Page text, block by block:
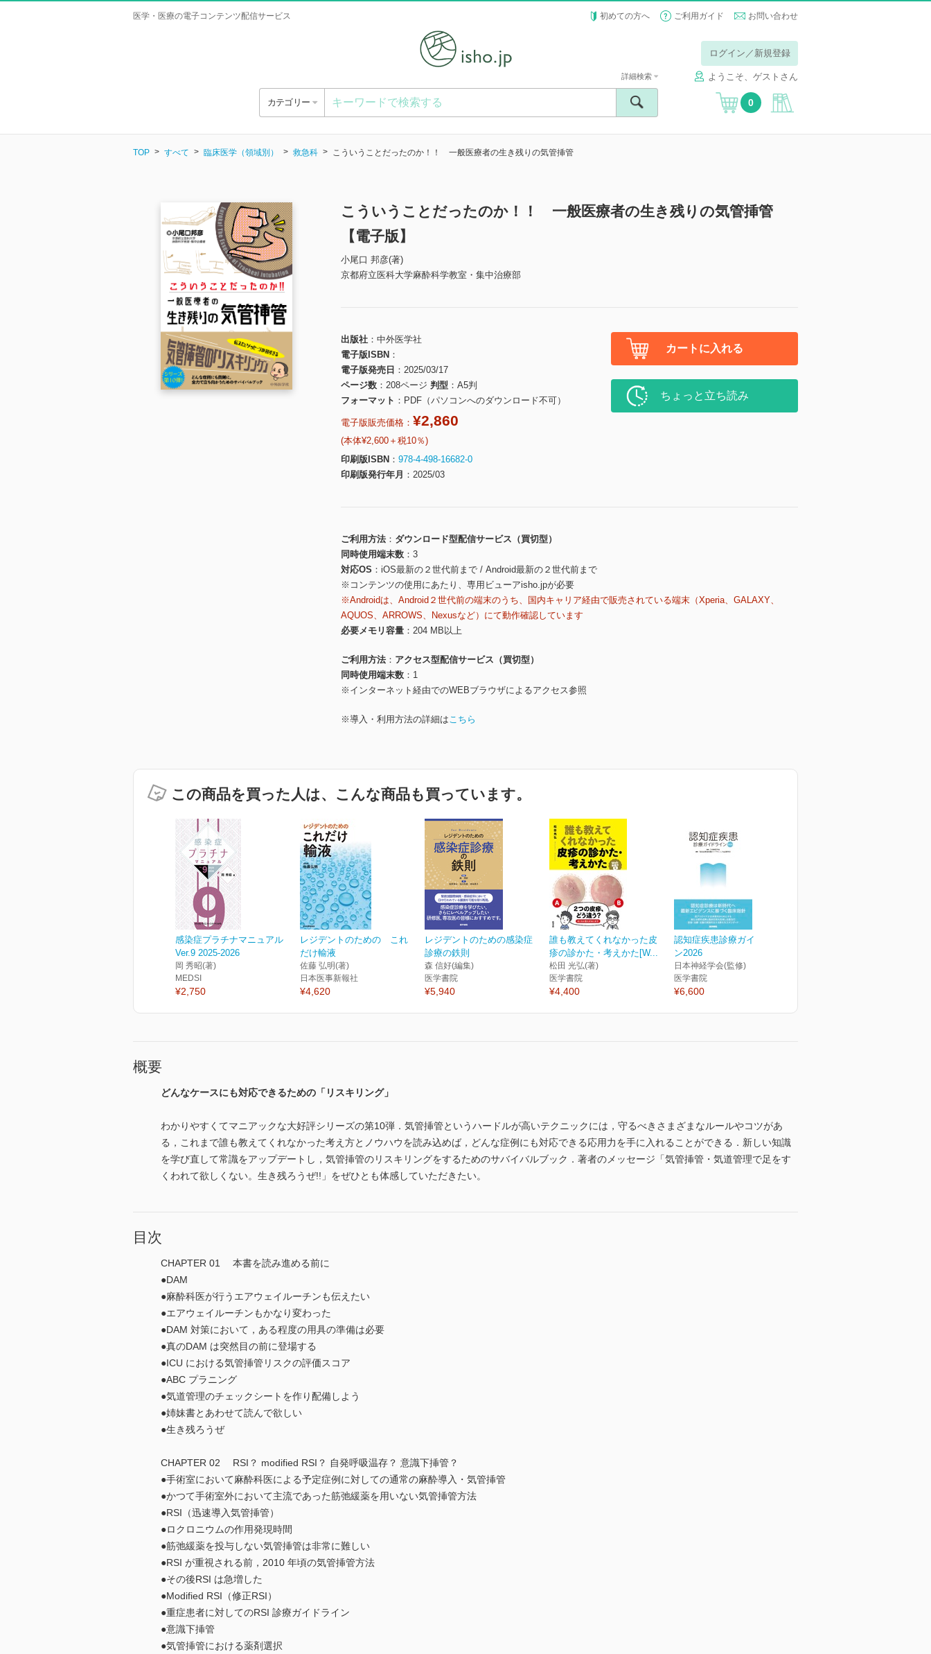
医学・医療の電子コンテンツ配信サービス 初めての方へ ご利用ガイド お問い合わせ
ログイン／新規登録
ようこそ、ゲストさん
カテゴリー
詳細検索
0
TOP すべて 臨床医学（領域別） 救急科 こういうことだったのか！！ 一般医療者の生き残りの気管挿管
こういうことだったのか！！ 一般医療者の生き残りの気管挿管
【電子版】
小尾口 邦彦(著)
京都府立医科大学麻酔科学教室・集中治療部
出版社
中外医学社
電子版ISBN
電子版発売日
2025/03/17
ページ数
208ページ 判型
A5判
フォーマット
PDF（パソコンへのダウンロード不可）
電子版販売価格： ¥2,860
(本体¥2,600＋税10％)
印刷版ISBN
978-4-498-16682-0
印刷版発行年月
2025/03
カートに入れる
ちょっと立ち読み
ご利用方法
ダウンロード型配信サービス（買切型）
同時使用端末数
3
対応OS
iOS最新の２世代前まで / Android最新の２世代前まで
※コンテンツの使用にあたり、専用ビューアisho.jpが必要
※Androidは、Android２世代前の端末のうち、国内キャリア経由で販売されている端末（Xperia、GALAXY、
AQUOS、ARROWS、Nexusなど）にて動作確認しています
必要メモリ容量
204 MB以上
ご利用方法
アクセス型配信サービス（買切型）
同時使用端末数
1
※インターネット経由でのWEBブラウザによるアクセス参照
※導入・利用方法の詳細はこちら
この商品を買った人は、こんな商品も買っています。
感染症プラチナマニュアル
Ver.9 2025-2026
岡 秀昭(著)
MEDSI
¥2,750
レジデントのための これ
だけ輸液
佐藤 弘明(著)
日本医事新報社
¥4,620
レジデントのための感染症
診療の鉄則
森 信好(編集)
医学書院
¥5,940
誰も教えてくれなかった皮
疹の診かた・考えかた[W...
松田 光弘(著)
医学書院
¥4,400
認知症疾患診療ガイドライ
ン2026
日本神経学会(監修)
医学書院
¥6,600
概要
どんなケースにも対応できるための「リスキリング」
わかりやすくてマニアックな大好評シリーズの第10弾．気管挿管というハードルが高いテクニックには，守るべきさまざまなルールやコツがあ
る，これまで誰も教えてくれなかった考え方とノウハウを読み込めば，どんな症例にも対応できる応用力を手に入れることができる．新しい知識
を学び直して常識をアップデートし，気管挿管のリスキリングをするためのサバイバルブック．著者のメッセージ「気管挿管・気道管理で足をす
くわれて欲しくない。生き残ろうぜ!!」をぜひとも体感していただきたい。
目次
CHAPTER 01 本書を読み進める前に
●DAM
●麻酔科医が行うエアウェイルーチンも伝えたい
●エアウェイルーチンもかなり変わった
●DAM 対策において，ある程度の用具の準備は必要
●真のDAM は突然目の前に登場する
●ICU における気管挿管リスクの評価スコア
●ABC プラニング
●気道管理のチェックシートを作り配備しよう
●姉妹書とあわせて読んで欲しい
●生き残ろうぜ
CHAPTER 02 RSI？ modified RSI？ 自発呼吸温存？ 意識下挿管？
●手術室において麻酔科医による予定症例に対しての通常の麻酔導入・気管挿管
●かつて手術室外において主流であった筋弛緩薬を用いない気管挿管方法
●RSI（迅速導入気管挿管）
●ロクロニウムの作用発現時間
●筋弛緩薬を投与しない気管挿管は非常に難しい
●RSI が重視される前，2010 年頃の気管挿管方法
●その後RSI は急増した
●Modified RSI（修正RSI）
●重症患者に対してのRSI 診療ガイドライン
●意識下挿管
●気管挿管における薬剤選択